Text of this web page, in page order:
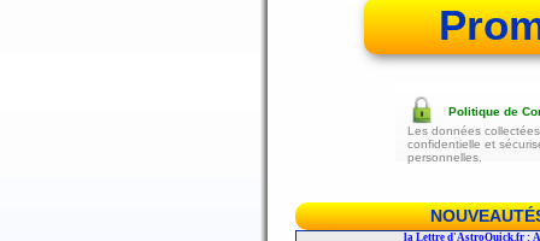
Politique de
Les données
confidentielle et
personnelles.